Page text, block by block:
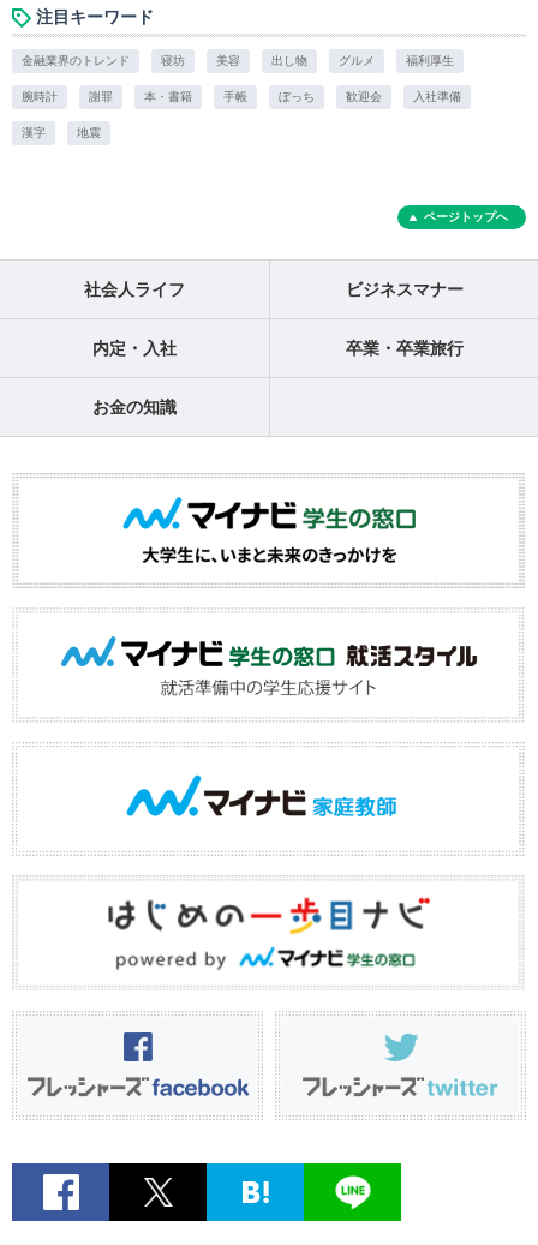
注目キーワード
金融業界のトレンド 寝坊 美容 出し物 グルメ 福利厚生
腕時計 謝罪 本・書籍 手帳 ぼっち 歓迎会 入社準備
漢字 地震
ページトップへ
社会人ライフ ビジネスマナー
内定・入社 卒業・卒業旅行
お金の知識